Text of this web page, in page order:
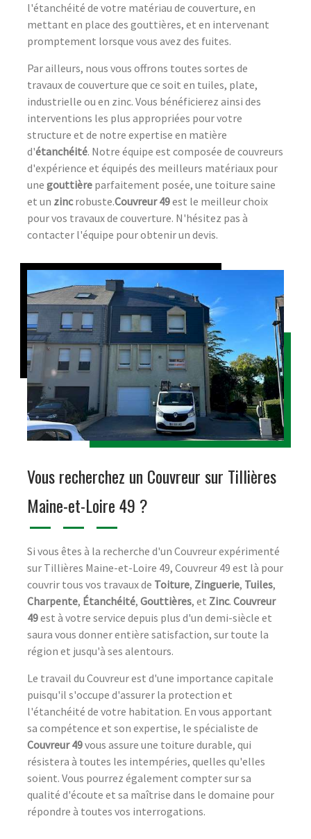
l'étanchéité de votre matériau de couverture, en
mettant en place des gouttières, et en intervenant
promptement lorsque vous avez des fuites.
Par ailleurs, nous vous offrons toutes sortes de
travaux de couverture que ce soit en tuiles, plate,
industrielle ou en zinc. Vous bénéficierez ainsi des
interventions les plus appropriées pour votre
structure et de notre expertise en matière
d'étanchéité. Notre équipe est composée de couvreurs
d'expérience et équipés des meilleurs matériaux pour
une gouttière parfaitement posée, une toiture saine
et un zincrobuste.Couvreur 49est le meilleur choix
pour vos travaux de couverture. N'hésitez pas à
contacter l'équipe pour obtenir un devis.
Vous recherchez un Couvreur sur Tillières
Maine-et-Loire 49 ?
Si vous êtes à la recherche d'un Couvreur expérimenté
sur Tillières Maine-et-Loire 49, Couvreur 49 est là pour
couvrir tous vos travaux de Toiture, Zinguerie, Tuiles,
Charpente, Étanchéité, Gouttières, et Zinc. Couvreur
49est à votre service depuis plus d'un demi-siècle et
saura vous donner entière satisfaction, sur toute la
région et jusqu'à ses alentours.
Le travail du Couvreur est d'une importance capitale
puisqu'il s'occupe d'assurer la protection et
l'étanchéité de votre habitation. En vous apportant
sa compétence et son expertise, le spécialiste de
Couvreur 49vous assure une toiture durable, qui
résistera à toutes les intempéries, quelles qu'elles
soient. Vous pourrez également compter sur sa
qualité d'écoute et sa maîtrise dans le domaine pour
répondre à toutes vos interrogations.